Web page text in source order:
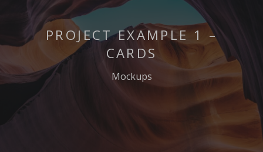
PROJECT EXAMPLE 1 –
CARDS
Mockups